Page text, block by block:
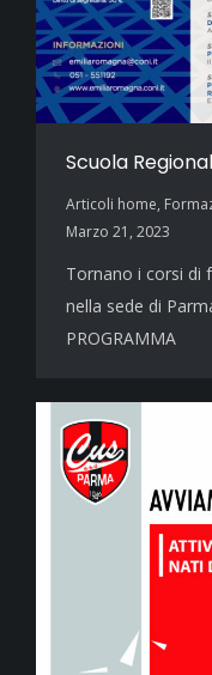
Scuola
Articoli home,
Marzo 21, 2023
Tornano i corsi di
nella sede di
PROGRAMMA